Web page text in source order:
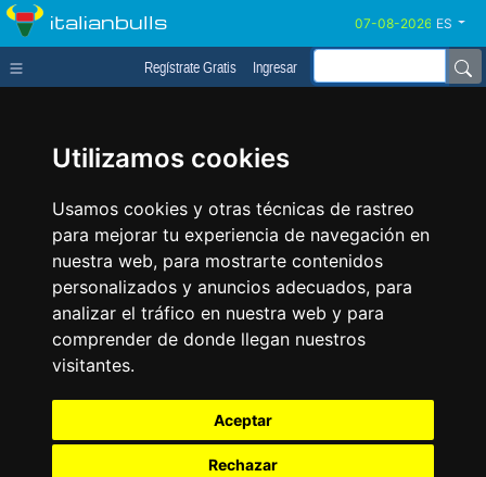
Utilizamos cookies
Usamos cookies y otras técnicas de rastreo
para mejorar tu experiencia de navegación en
nuestra web, para mostrarte contenidos
personalizados y anuncios adecuados, para
analizar el tráfico en nuestra web y para
comprender de donde llegan nuestros
visitantes.
Aceptar
Rechazar
italianbulls ES
Regístrate Gratis Ingresar